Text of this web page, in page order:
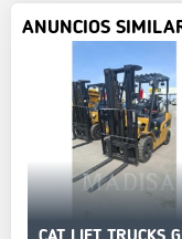
ANUNCIOS